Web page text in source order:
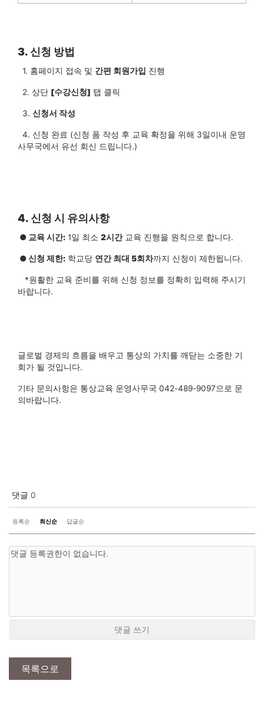
3. 신청 방법
1. 홈페이지 접속 및 간편 회원가입 진행
2. 상단 [수강신청] 탭 클릭
3. 신청서 작성
4. 신청 완료 (신청 폼 작성 후 교육 확정을 위해 3일이내 운영
사무국에서 유선 회신 드립니다.)
4. 신청 시 유의사항
● 교육 시간: 1일 최소 2시간교육 진행을 원칙으로 합니다.
●신청 제한: 학교당 연간 최대 5회차까지 신청이 제한됩니다.
*원활한 교육 준비를 위해 신청 정보를 정확히 입력해 주시기
바랍니다.
글로벌 경제의 흐름을 배우고 통상의 가치를 깨닫는 소중한 기
회가 될 것입니다.
기타 문의사항은 통상교육 운영사무국 042-489-9097으로 문
의바랍니다.
댓글 0
등록순 최신순 답글순
댓글 쓰기
목록으로